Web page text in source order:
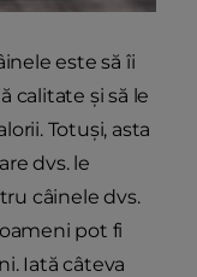
este să îi
calitate și să le
Totuși, asta
dvs. le
câinele dvs.
pot fi
Iată câteva